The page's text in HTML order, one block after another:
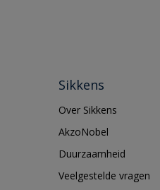
Sikkens
Over Sikkens
AkzoNobel
Duurzaamheid
Veelgestelde vragen